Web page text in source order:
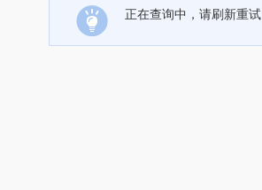
正在查询中，请刷新重试